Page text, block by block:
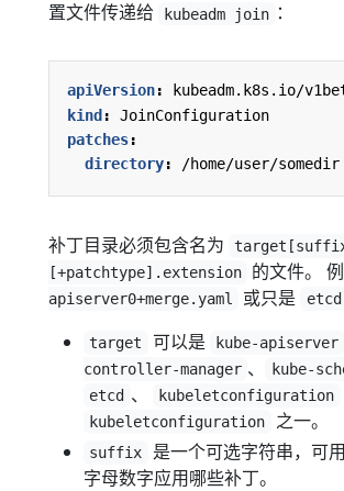
置文件传递给 kubeadm join ：
apiVersion:
kubeadm.k8s.io/
kind :
JoinConfiguration
patches:
directory: /home/user/somedir
补丁目录必须包含名为
[+patchtype].extension
的文件。 例
apiserver0+merge.yaml
或只是
target 可以是 kube-apiserver
controller-manager 、 kube-
etcd 、 kubeletconfiguration
kubeletconfiguration 之一。
suffix
是一个可选字符串，可
字母数字应用哪些补丁。